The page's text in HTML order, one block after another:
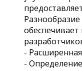
-
-